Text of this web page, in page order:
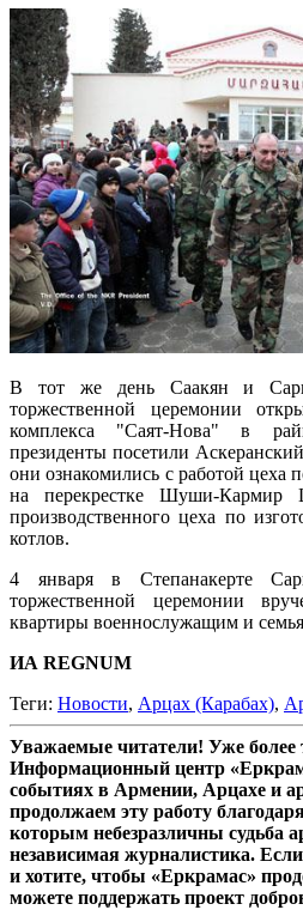
В тот же день Саакян и
торжественной церемонии
комплекса "Саят-Нова" в
президенты посетили
они ознакомились с работой цеха
на перекрестке Шуши-Кармир
производственного цеха по
котлов.
4 января в Степанакерте
торжественной церемонии
квартиры военнослужащим и
ИА REGNUM
Теги: Новости, Арцах (Карабах),
Уважаемые читатели! Уже более
Информационный центр
событиях в Армении, Арцахе и
продолжаем эту работу
которым небезразличны судьба
независимая журналистика.
и хотите, чтобы «Еркрамас»
можете поддержать проект